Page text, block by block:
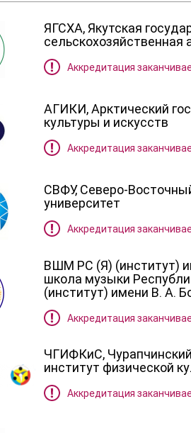
ЯГСХА, Якутская
сельскохозяйственная
Аккредитация
АГИКИ, Арктический
культуры и искусств
Аккредитация
СВФУ, Северо-
университет
Аккредитация
ВШМ РС (Я) (институт)
школа музыки
(институт) имени В. А.
Аккредитация
ЧГИФКиС,
институт физической
Аккредитация